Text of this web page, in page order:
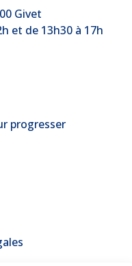
Givet
et de 13h30 à 17h
progresser